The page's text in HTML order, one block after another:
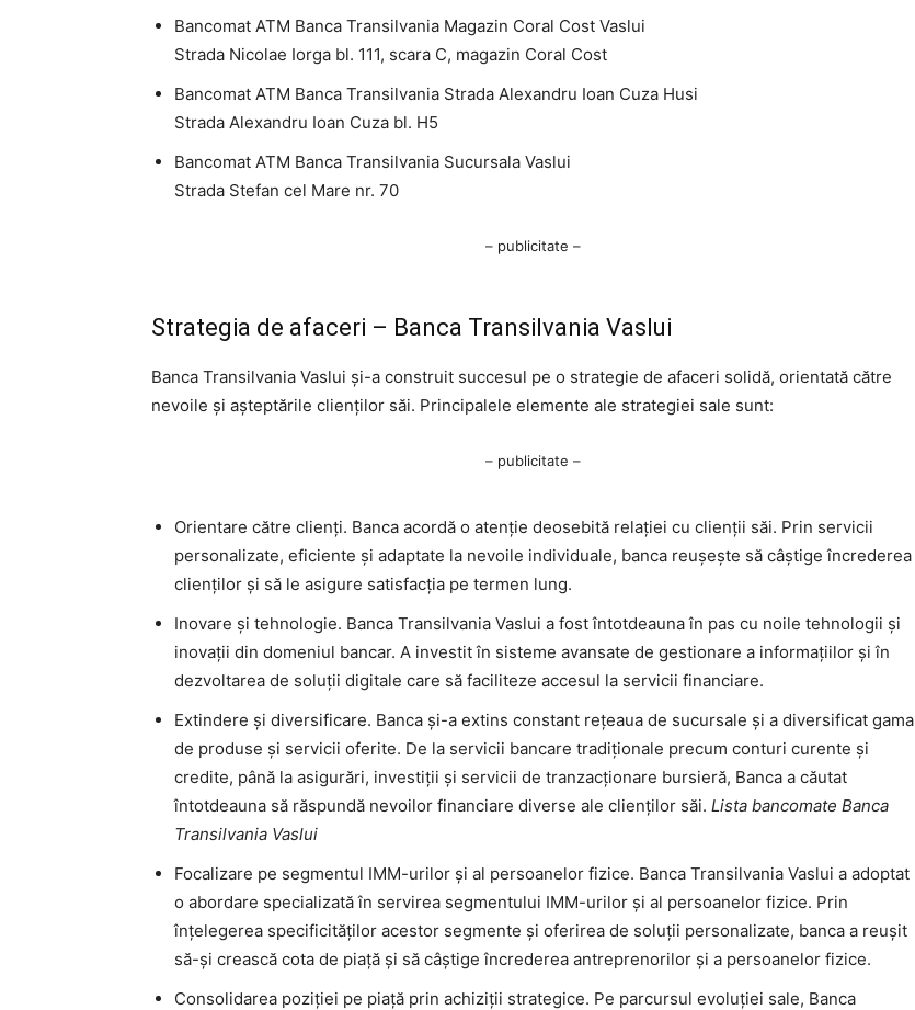
Bancomat ATM Banca Transilvania Magazin Coral Cost Vaslui
Strada Nicolae Iorga bl. 111, scara C, magazin Coral Cost
Bancomat ATM Banca Transilvania Strada Alexandru Ioan Cuza Husi
Strada Alexandru Ioan Cuza bl. H5
Bancomat ATM Banca Transilvania Sucursala Vaslui
Strada Stefan cel Mare nr. 70
– publicitate –
Strategia de afaceri – Banca Transilvania Vaslui
Banca Transilvania Vaslui și-a construit succesul pe o strategie de afaceri solidă, orientată către
nevoile și așteptările clienților săi. Principalele elemente ale strategiei sale sunt:
– publicitate –
Orientare către clienți. Banca acordă o atenție deosebită relației cu clienții săi. Prin servicii
personalizate, eficiente și adaptate la nevoile individuale, banca reușește să câștige încrederea
clienților și să le asigure satisfacția pe termen lung.
Inovare și tehnologie. Banca Transilvania Vaslui a fost întotdeauna în pas cu noile tehnologii și
inovații din domeniul bancar. A investit în sisteme avansate de gestionare a informațiilor și în
dezvoltarea de soluții digitale care să faciliteze accesul la servicii financiare.
Extindere și diversificare. Banca și-a extins constant rețeaua de sucursale și a diversificat gama
de produse și servicii oferite. De la servicii bancare tradiționale precum conturi curente și
credite, până la asigurări, investiții și servicii de tranzacționare bursieră, Banca a căutat
întotdeauna să răspundă nevoilor financiare diverse ale clienților săi. Lista bancomate Banca
Transilvania Vaslui
Focalizare pe segmentul IMM-urilor și al persoanelor fizice. Banca Transilvania Vaslui a adoptat
o abordare specializată în servirea segmentului IMM-urilor și al persoanelor fizice. Prin
înțelegerea specificităților acestor segmente și oferirea de soluții personalizate, banca a reușit
să-și crească cota de piață și să câștige încrederea antreprenorilor și a persoanelor fizice.
Consolidarea poziției pe piață prin achiziții strategice. Pe parcursul evoluției sale, Banca